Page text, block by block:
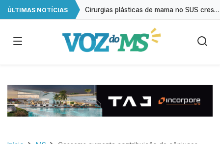
ÚLTIMAS NOTÍCIAS Cirurgias plásticas de mama no SUS crescem mais de 50% em dez anos